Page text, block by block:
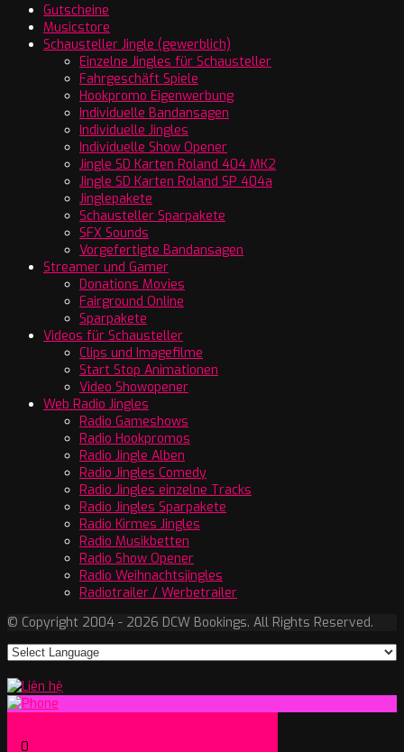
Gutscheine
Musicstore
Schausteller Jingle (gewerblich)
Einzelne Jingles für Schausteller
Fahrgeschäft Spiele
Hookpromo Eigenwerbung
Individuelle Bandansagen
Individuelle Jingles
Individuelle Show Opener
Jingle SD Karten Roland 404 MK2
Jingle SD Karten Roland SP 404a
Jinglepakete
Schausteller Sparpakete
SFX Sounds
Vorgefertigte Bandansagen
Streamer und Gamer
Donations Movies
Fairground Online
Sparpakete
Videos für Schausteller
Clips und Imagefilme
Start Stop Animationen
Video Showopener
Web Radio Jingles
Radio Gameshows
Radio Hookpromos
Radio Jingle Alben
Radio Jingles Comedy
Radio Jingles einzelne Tracks
Radio Jingles Sparpakete
Radio Kirmes Jingles
Radio Musikbetten
Radio Show Opener
Radio Weihnachtsjingles
Radiotrailer / Werbetrailer
© Copyright 2004 - 2026 DCW Bookings. All Rights Reserved.
0